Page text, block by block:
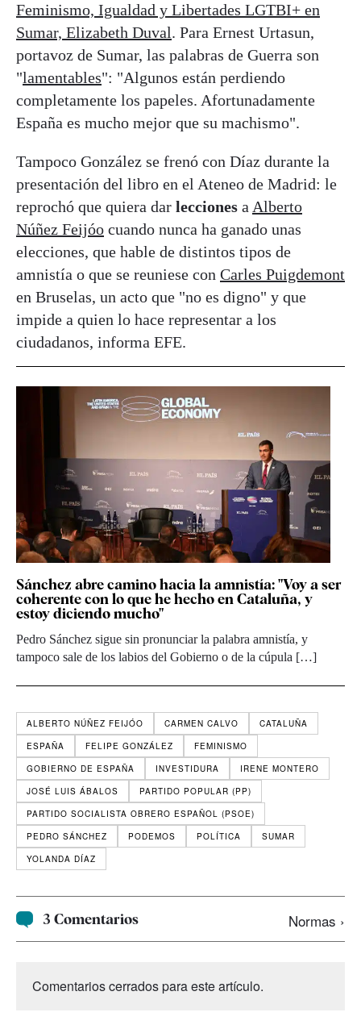
Feminismo, Igualdad y Libertades LGTBI+ en
Sumar, Elizabeth Duval. Para Ernest Urtasun,
portavoz de Sumar, las palabras de Guerra son
"lamentables": "Algunos están perdiendo
completamente los papeles. Afortunadamente
España es mucho mejor que su machismo".
Tampoco González se frenó con Díaz durante la
presentación del libro en el Ateneo de Madrid: le
reprochó que quiera dar lecciones a Alberto
Núñez Feijóo cuando nunca ha ganado unas
elecciones, que hable de distintos tipos de
amnistía o que se reuniese con Carles Puigdemont
en Bruselas, un acto que "no es digno" y que
impide a quien lo hace representar a los
ciudadanos, informa EFE.
Sánchez abre camino hacia la amnistía: "Voy a ser
coherente con lo que he hecho en Cataluña, y
estoy diciendo mucho"
Pedro Sánchez sigue sin pronunciar la palabra amnistía, y
tampoco sale de los labios del Gobierno o de la cúpula […]
ALBERTO NÚÑEZ FEIJÓO CARMEN CALVO
CATALUÑA
ESPAÑA
FELIPE GONZÁLEZ
FEMINISMO
GOBIERNO DE ESPAÑA
INVESTIDURA
IRENE MONTERO
JOSÉ LUIS ÁBALOS
PARTIDO POPULAR (PP)
PARTIDO SOCIALISTA OBRERO ESPAÑOL (PSOE)
PEDRO SÁNCHEZ
PODEMOS POLÍTICA
SUMAR
YOLANDA DÍAZ
3 Comentarios Normas ›
Comentarios cerrados para este artículo.